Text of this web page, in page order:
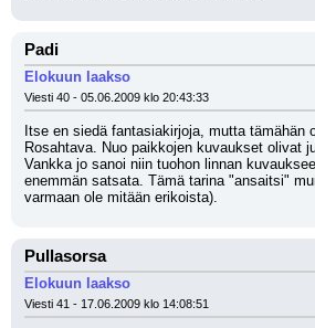
Padi
Elokuun laakso
Viesti 40 - 05.06.2009 klo 20:43:33
Itse en siedä fantasiakirjoja, mutta tämähän
Rosahtava. Nuo paikkojen kuvaukset olivat
Vankka jo sanoi niin tuohon linnan
enemmän satsata. Tämä tarina "ansaitsi"
varmaan ole mitään erikoista).
Pullasorsa
Elokuun laakso
Viesti 41 - 17.06.2009 klo 14:08:51